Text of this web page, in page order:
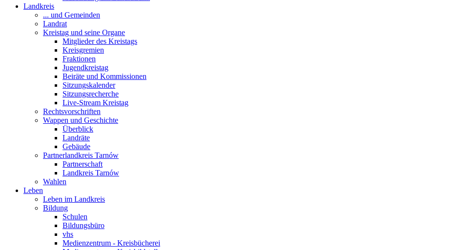
Landkreis
... und Gemeinden
Landrat
Kreistag und seine Organe
Mitglieder des Kreistags
Kreisgremien
Fraktionen
Jugendkreistag
Beiräte und Kommissionen
Sitzungskalender
Sitzungsrecherche
Live-Stream Kreistag
Rechtsvorschriften
Wappen und Geschichte
Überblick
Landräte
Gebäude
Partnerlandkreis Tarnów
Partnerschaft
Landkreis Tarnów
Wahlen
Leben
Leben im Landkreis
Bildung
Schulen
Bildungsbüro
vhs
Medienzentrum - Kreisbücherei